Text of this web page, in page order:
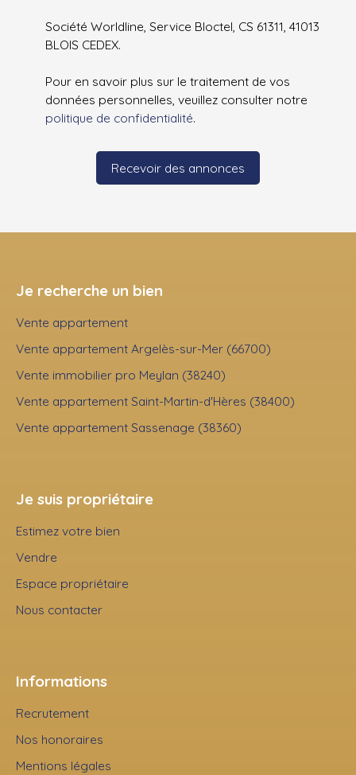
Société Worldline, Service Bloctel, CS 61311, 41013
BLOIS CEDEX.
Pour en savoir plus sur le traitement de vos
données personnelles, veuillez consulter notre
politique de confidentialité.
Recevoir des annonces
Je recherche un bien
Vente appartement
Vente appartement Argelès-sur-Mer (66700)
Vente immobilier pro Meylan (38240)
Vente appartement Saint-Martin-d'Hères (38400)
Vente appartement Sassenage (38360)
Je suis propriétaire
Estimez votre bien
Vendre
Espace propriétaire
Nous contacter
Informations
Recrutement
Nos honoraires
Mentions légales